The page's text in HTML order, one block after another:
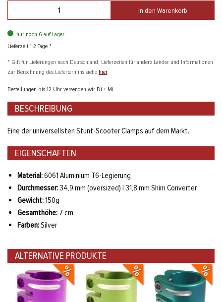
in den Warenkorb
nur noch 6 auf Lager
Lieferzeit 1-2 Tage *
* Gilt für Lieferungen nach Deutschland. Lieferzeiten für andere Länder und Informationen
zur Berechnung des Liefertermins siehe hier.
Bestellungen bis 12 Uhr versenden wir Di + Mi
BESCHREIBUNG
Eine der universellsten Stunt-Scooter Clamps auf dem Markt.
EIGENSCHAFTEN
Material:6061 Aluminium T6-Legierung
Durchmesser:34,9 mm (oversized) | 31,8 mm Shim Converter
Gewicht:150g
Gesamthöhe: 7 cm
Farben:Silver
ALTERNATIVE PRODUKTE